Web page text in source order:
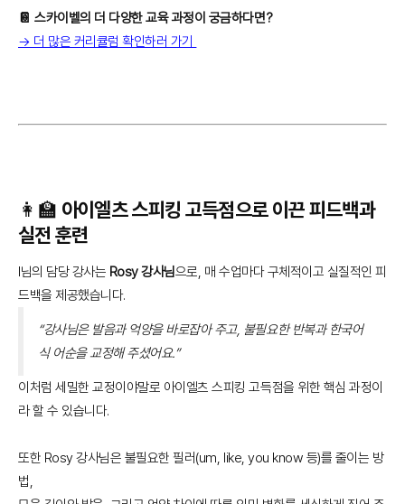
📔 스카이벨의 더 다양한 교육 과정이 궁금하다면?
→ 더 많은 커리큘럼 확인하러 가기
👩‍🏫 아이엘츠 스피킹 고득점으로 이끈 피드백과
실전 훈련
I님의 담당 강사는 Rosy 강사님으로, 매 수업마다 구체적이고 실질적인 피
드백을 제공했습니다.
“강사님은 발음과 억양을 바로잡아 주고, 불필요한 반복과 한국어
식 어순을 교정해 주셨어요.”
이처럼 세밀한 교정이야말로 아이엘츠 스피킹 고득점을 위한 핵심 과정이
라 할 수 있습니다.
또한 Rosy 강사님은 불필요한 필러(um, like, you know 등)를 줄이는 방
법,